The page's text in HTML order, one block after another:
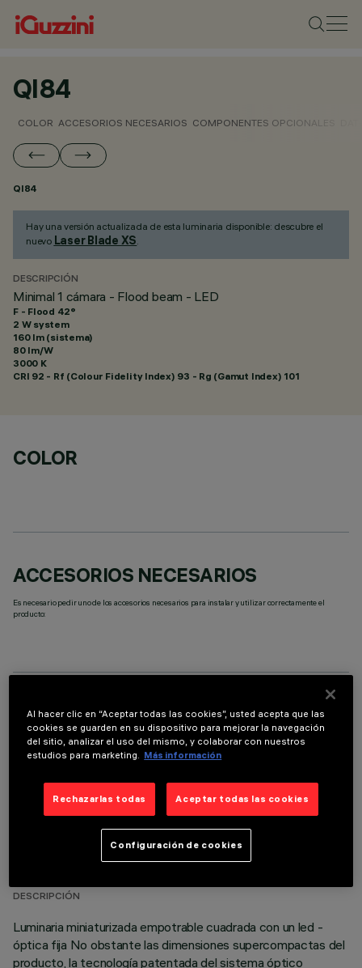
QI84
COLOR ACCESORIOS NECESARIOS COMPONENTES OPCIONALES
QI84
Hay una versión actualizada de esta luminaria disponible: descubre el
nuevo Laser Blade XS.
DESCRIPCIÓN
Minimal 1 cámara - Flood beam - LED
F - Flood 42°
2 W system
160 lm (sistema)
80 lm/W
3000 K
CRI 92 - Rf (Colour Fidelity Index) 93 - Rg (Gamut Index) 101
COLOR
ACCESORIOS NECESARIOS
Es necesario pedir uno de los accesorios necesarios para instalar y utilizar correctamente el
producto:
COMPONENTES OPCIONALES
DATOS TÉCNICOS
DESCRIPCIÓN
Luminaria miniaturizada empotrable cuadrada con un led -
óptica fija No obstante las dimensiones supercompactas del
producto, la tecnología patentada del sistema óptico
Al hacer clic en “Aceptar todas las cookies”, usted acepta que las
cookies se guarden en su dispositivo para mejorar la navegación
del sitio, analizar el uso del mismo, y colaborar con nuestros
estudios para marketing.
Más información
Rechazarlas todas Aceptar todas las cookies
Configuración de cookies